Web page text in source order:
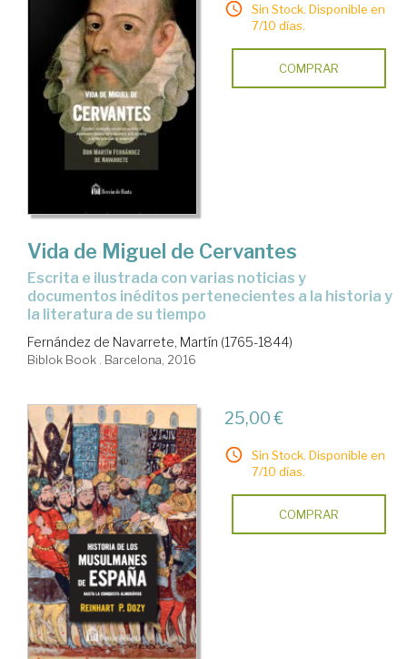
Sin Stock. Disponible en
7/10 días.
COMPRAR
Vida de Miguel de Cervantes
escrita e ilustrada con varias noticias y
documentos inéditos pertenecientes a la historia y
la literatura de su tiempo
Fernández de Navarrete, Martín (1765-1844)
Biblok Book . Barcelona, 2016
25,00 €
Sin Stock. Disponible en
7/10 días.
COMPRAR